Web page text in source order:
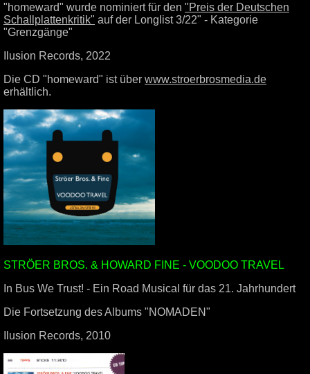
"homeward" wurde nominiert für den "Preis der Deutschen
Schallplattenkritik" auf der Longlist 3/22" - Kategorie
"Grenzgänge"
Ilusion Records, 2022
Die CD "homeward" ist über www.stroerbrosmedia.de
erhältlich.
STRÖER BROS. & HOWARD FINE - VOODOO TRAVEL
In Bus We Trust! - Ein Road Musical für das 21. Jahrhundert
Die Fortsetzung des Albums "NOMADEN"
Ilusion Records, 2010